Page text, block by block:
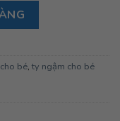
Latex Size 1 (từ
bé, ty ngậm cho bé